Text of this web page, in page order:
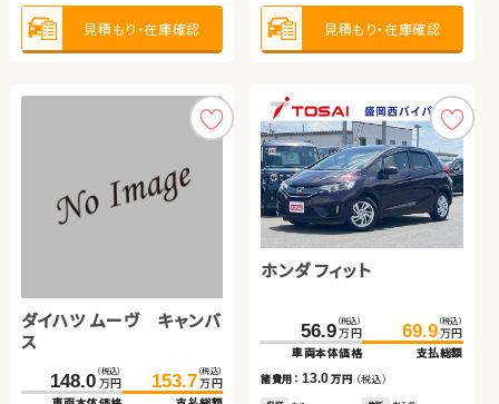
見積もり・在庫確認 見積もり・在庫確認
ダイハツ ムーヴ キャンバ
ス
148.0 （税込）
万円
153.7 （税込）
万円
ホンダ フィット
56.9 （税込）
万円
車両本体価格
69.9 （税込）
万円
支払総額
諸費用： 13.0万円 （税込）
見積もり・在庫確認 見積もり・在庫確認
120.1（税込）
万円
124.7（税込）
万円
諸費用：4.6 万円（税込）
ホンダ フリード＋
154.8 （税込）
万円
車両本体価格
163.8 （税込）
万円
支払総額
諸費用： 9.0万円（税込）
見積もり・在庫確認 見積もり・在庫確認
162.7（税込）
万円
179.9（税込）
万円
諸費用：17.2万円（税込）
トヨタ アクア
125.0 （税込）
万円
車両本体価格
136.1 （税込）
万円
支払総額
諸費用： 11.1万円 （税込）
見積もり・在庫確認 見積もり・在庫確認